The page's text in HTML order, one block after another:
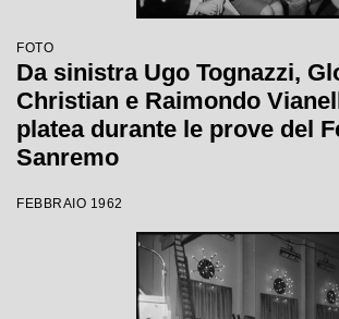
FOTO
Da sinistra Ugo Tognazzi,
Christian e Raimondo
platea durante le prove del
Sanremo
FEBBRAIO 1962